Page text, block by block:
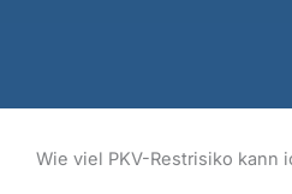
Wie viel PKV-Restrisiko kann